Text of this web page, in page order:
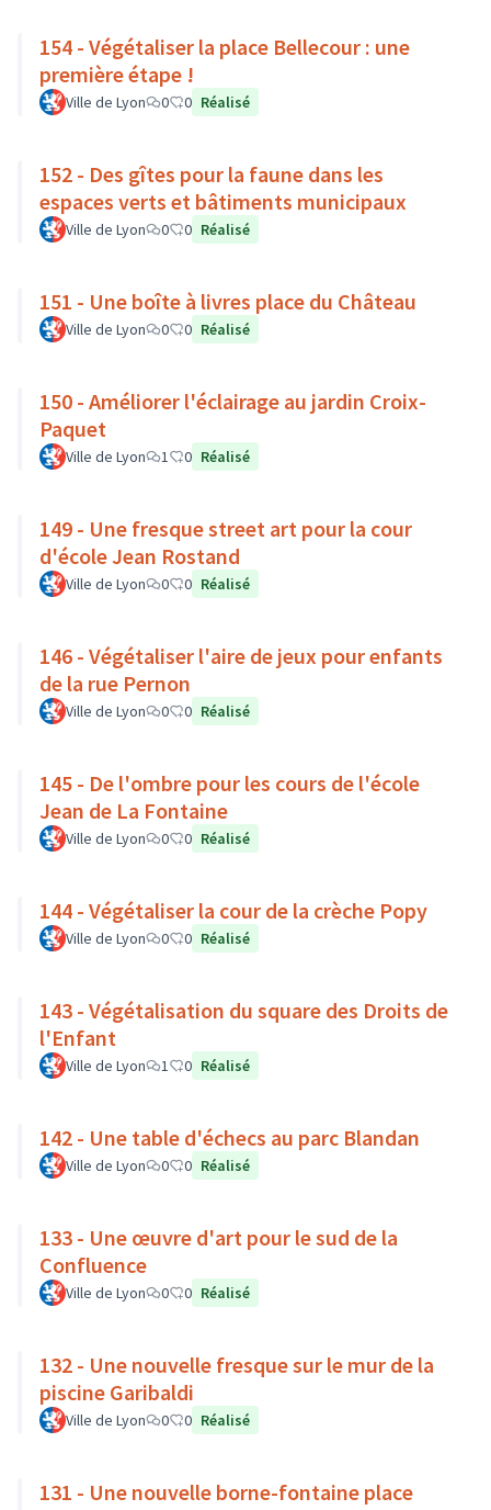
154 - Végétaliser la place Bellecour : une
première étape !
Ville de Lyon 0 0 Réalisé
152 - Des gîtes pour la faune dans les
espaces verts et bâtiments municipaux
Ville de Lyon 0 0 Réalisé
151 - Une boîte à livres place du Château
Ville de Lyon 0 0 Réalisé
150 - Améliorer l'éclairage au jardin Croix-
Paquet
Ville de Lyon 1 0 Réalisé
149 - Une fresque street art pour la cour
d'école Jean Rostand
Ville de Lyon 0 0 Réalisé
146 - Végétaliser l'aire de jeux pour enfants
de la rue Pernon
Ville de Lyon 0 0 Réalisé
145 - De l'ombre pour les cours de l'école
Jean de La Fontaine
Ville de Lyon 0 0 Réalisé
144 - Végétaliser la cour de la crèche Popy
Ville de Lyon 0 0 Réalisé
143 - Végétalisation du square des Droits de
l'Enfant
Ville de Lyon 1 0 Réalisé
142 - Une table d'échecs au parc Blandan
Ville de Lyon 0 0 Réalisé
133 - Une œuvre d'art pour le sud de la
Confluence
Ville de Lyon 0 0 Réalisé
132 - Une nouvelle fresque sur le mur de la
piscine Garibaldi
Ville de Lyon 0 0 Réalisé
131 - Une nouvelle borne-fontaine place